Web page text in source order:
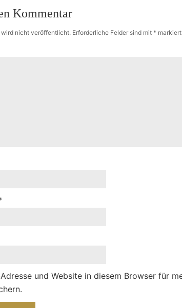
Kommentar
nicht veröffentlicht. Erforderliche Felder sind mit * markiert
und Website in diesem Browser für